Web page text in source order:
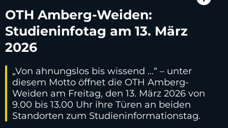
OTH Amberg-Weiden:
Studieninfotag am 13. März
2026
„Von ahnungslos bis wissend …“ – unter
diesem Motto öffnet die OTH Amberg-
Weiden am Freitag, den 13. März 2026 von
9.00 bis 13.00 Uhr ihre Türen an beiden
Standorten zum Studieninformationstag.